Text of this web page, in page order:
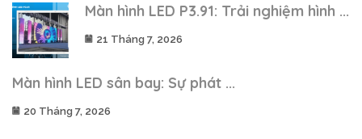
Màn hình LED P3.91: Trải nghiệm hình ...
21 Tháng 7, 2026
Màn hình LED sân bay: Sự phát ...
20 Tháng 7, 2026